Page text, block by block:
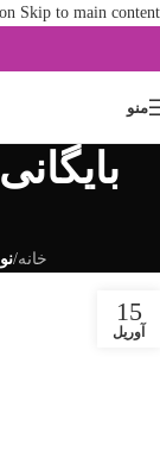
Skip to main content
منو
خانه/
15
آوریل